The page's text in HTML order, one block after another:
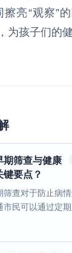
亮“观察”
为孩子们的
期筛查与健康
键要点？
筛查对于防止病
市民可以通过定
能检查，尽早发